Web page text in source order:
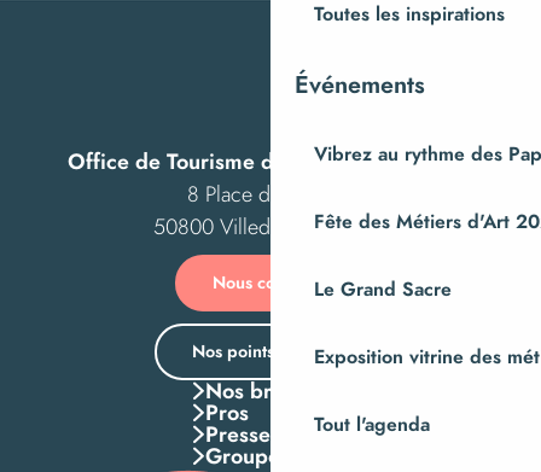
Toutes les inspirations
Événements
Vibrez au rythme des
Fête des Métiers d'Art
Le Grand Sacre
Exposition vitrine des
Tout l'agenda
Office de Tourisme de Villedieu Intercom
8 Place des Costils
50800 Villedieu-les-Poêles
Nous contacter
Nos points d’accueil
Nos brochures
Pros
Presse
Groupes